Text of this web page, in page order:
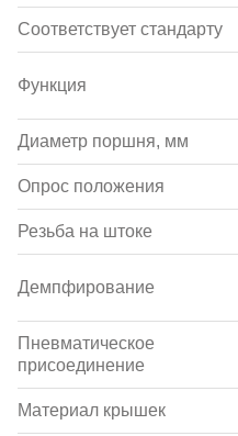
Соответствует стандарту
Функция
Диаметр поршня, мм
Опрос положения
Резьба на штоке
Демпфирование
Пневматическое
присоединение
Материал крышек